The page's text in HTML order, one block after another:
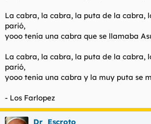
La cabra, la cabra, la puta de la cabra,
parió,
yooo tenía una cabra que se llamaba
La cabra, la cabra, la puta de la cabra,
parió,
yooo tenia una cabra y la muy puta se
- Los Farlopez
Dr_Escroto